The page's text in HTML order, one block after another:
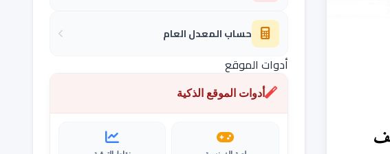
حساب المعدل العام
أدوات الموقع
أدوات الموقع الذكية